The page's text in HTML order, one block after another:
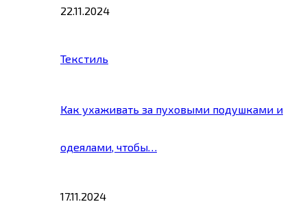
22.11.2024
Текстиль
Как ухаживать за пуховыми подушками и
одеялами, чтобы…
17.11.2024